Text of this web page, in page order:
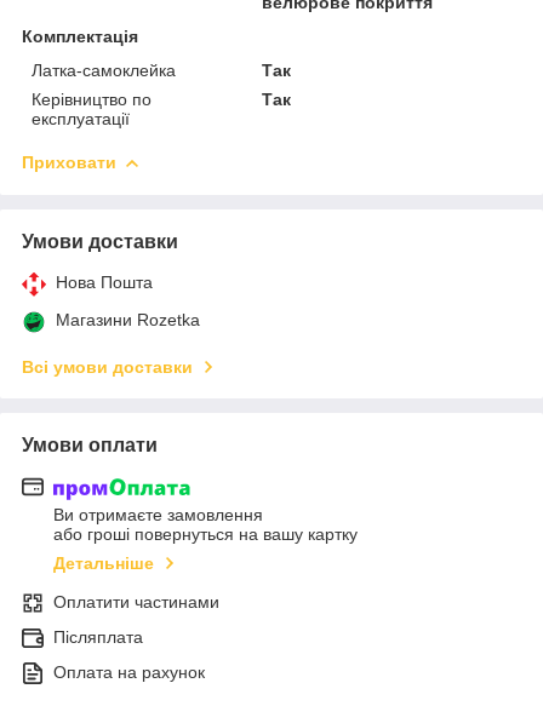
Комплектація
Латка-самоклейка
Так
Керівництво по
експлуатації
Так
Приховати
Умови доставки
Нова Пошта
Магазини Rozetka
Всі умови доставки
Умови оплати
Ви отримаєте замовлення
або гроші повернуться на вашу картку
Детальніше
Оплатити частинами
Післяплата
Оплата на рахунок